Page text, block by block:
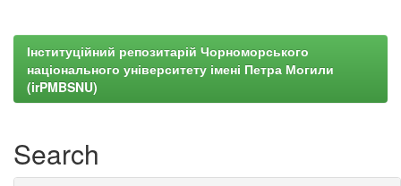
Інституційний репозитарій Чорноморського
національного університету імені Петра Могили
(irPMBSNU)
Search